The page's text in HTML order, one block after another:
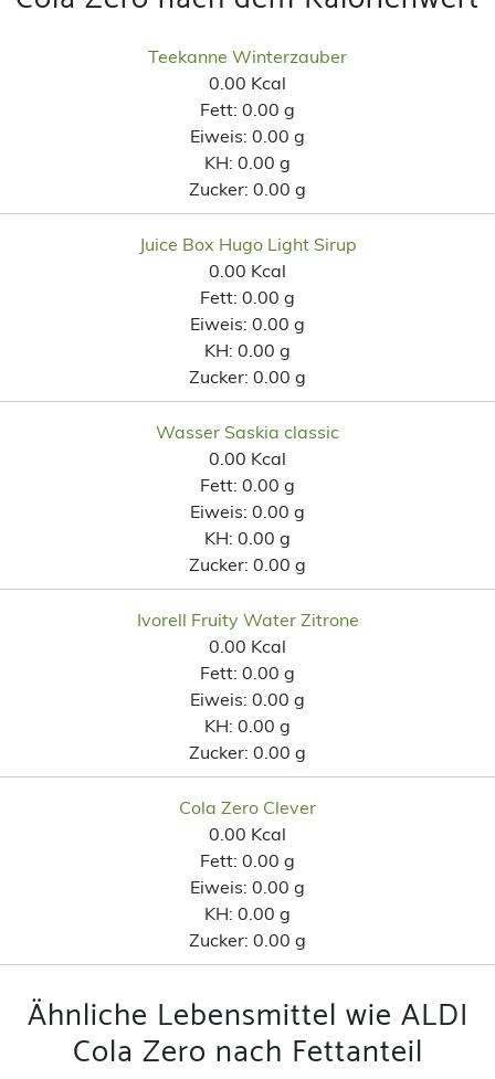
Teekanne Winterzauber
0.00 Kcal
Fett: 0.00 g
Eiweis: 0.00 g
KH: 0.00 g
Zucker: 0.00 g
Juice Box Hugo Light Sirup
0.00 Kcal
Fett: 0.00 g
Eiweis: 0.00 g
KH: 0.00 g
Zucker: 0.00 g
Wasser Saskia classic
0.00 Kcal
Fett: 0.00 g
Eiweis: 0.00 g
KH: 0.00 g
Zucker: 0.00 g
Ivorell Fruity Water Zitrone
0.00 Kcal
Fett: 0.00 g
Eiweis: 0.00 g
KH: 0.00 g
Zucker: 0.00 g
Cola Zero Clever
0.00 Kcal
Fett: 0.00 g
Eiweis: 0.00 g
KH: 0.00 g
Zucker: 0.00 g
Ähnliche Lebensmittel wie ALDI
Cola Zero nach Fettanteil